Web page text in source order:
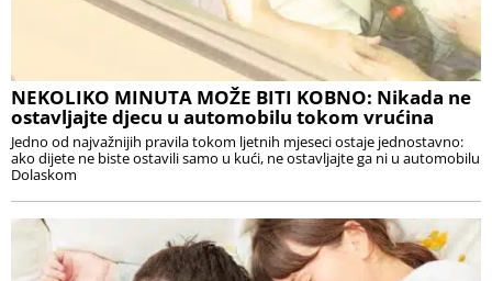
NEKOLIKO MINUTA MOŽE BITI KOBNO: Nikada ne
ostavljajte djecu u automobilu tokom vrućina
Jedno od najvažnijih pravila tokom ljetnih mjeseci ostaje jednostavno:
ako dijete ne biste ostavili samo u kući, ne ostavljajte ga ni u automobilu
Dolaskom